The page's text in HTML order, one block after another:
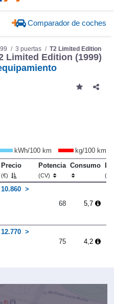
Comparador de coches
3 puertas T2 Limited Edition
Limited Edition (1999)
kWh/100 km
kg/100 km
Precio
(€)
Potencia
(CV)
Consumo
10.860
68
5,7
12.770
75
4,2